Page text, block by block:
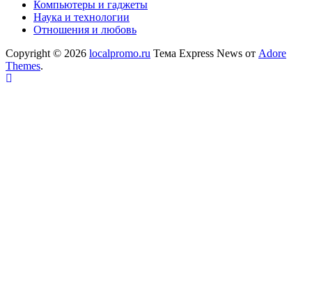
Компьютеры и гаджеты
Наука и технологии
Отношения и любовь
Copyright © 2026 localpromo.ru Тема Express News от Adore
Themes.